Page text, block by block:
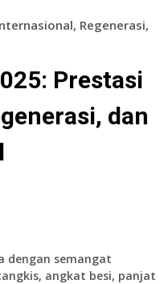
Regenerasi,
Prestasi
dan
dengan semangat
angkat besi, panjat